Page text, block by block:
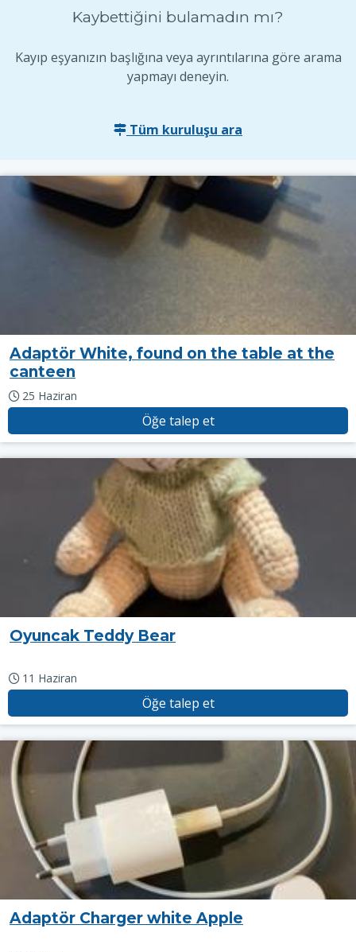
Kaybettiğini bulamadın mı?
Kayıp eşyanızın başlığına veya ayrıntılarına göre arama
yapmayı deneyin.
Tüm kuruluşu ara
Adaptör White, found on the table at the
canteen
25 Haziran
Öğe talep et
Oyuncak Teddy Bear
11 Haziran
Öğe talep et
Adaptör Charger white Apple